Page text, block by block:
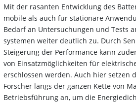
Mit der rasanten Entwicklung des
mobile als auch für stationäre
Bedarf an Untersuchungen und Tests
systemen weiter deutlich zu. Durch
Steigerung der Performance kann
von Einsatzmöglichkeiten für
erschlossen werden. Auch hier setzen
Forscher längs der ganzen Kette von
Betriebsführung an, um die